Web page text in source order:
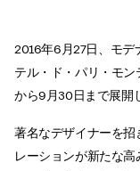
2016年6月27日、モデ
テル・ド・パリ・モン
から9月30日まで展開
著名なデザイナーを
レーションが新たな